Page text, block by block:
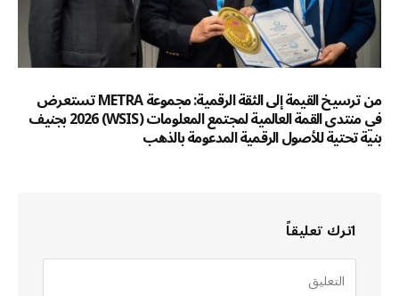
من ترسيخ القيمة إلى الثقة الرقمية: مجموعة METRA تستعرض
في منتدى القمة العالمية لمجتمع المعلومات (WSIS) 2026 بجنيف
بنية تحتية للأصول الرقمية المدعومة بالذهب
اترك تعليقاً